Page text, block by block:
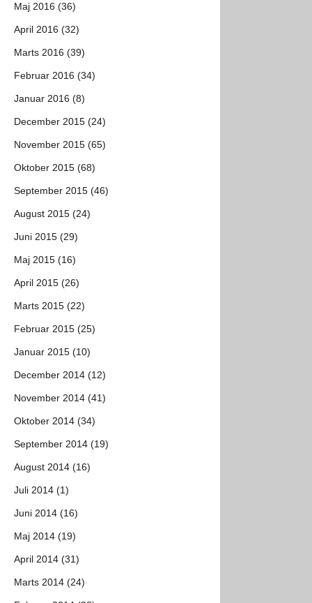
Maj 2016 (36)
April 2016 (32)
Marts 2016 (39)
Februar 2016 (34)
Januar 2016 (8)
December 2015 (24)
November 2015 (65)
Oktober 2015 (68)
September 2015 (46)
August 2015 (24)
Juni 2015 (29)
Maj 2015 (16)
April 2015 (26)
Marts 2015 (22)
Februar 2015 (25)
Januar 2015 (10)
December 2014 (12)
November 2014 (41)
Oktober 2014 (34)
September 2014 (19)
August 2014 (16)
Juli 2014 (1)
Juni 2014 (16)
Maj 2014 (19)
April 2014 (31)
Marts 2014 (24)